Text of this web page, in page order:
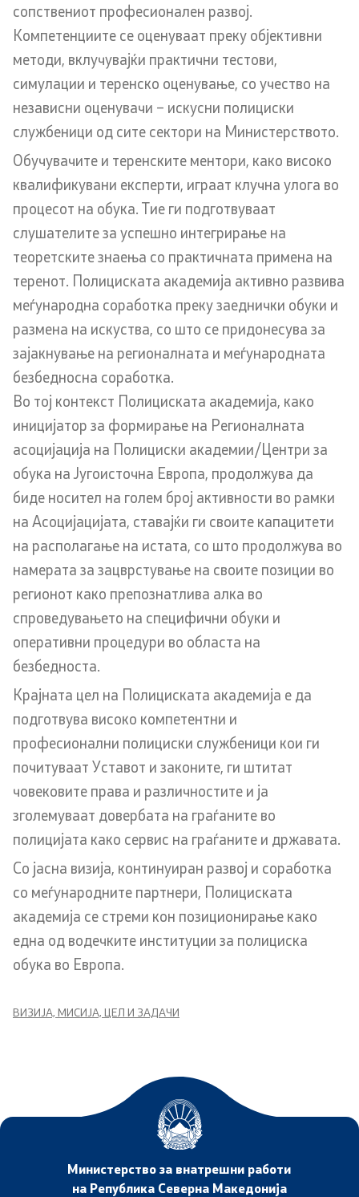
Корисни информации за државјаните на РСМ кои
живееат во странство
Адреси и контакт телефони
CSCA-MK
Односи со јавност
Оддел за односи со јавност и стратешки прашања
Помошник на министерот на оддел за односи со
јавност и стратешки прашања
Портпароли на СВР
Дневни билтени
Медија центар
Политика за квалитет
Офицер за заштита на лични податоци
Слободен пристап до информации
Раководни лица
Списание
Транспарентност
Изјава за пристапност
Со еден клик до сите услуги
сопствениот професионален развој.
Компетенциите се оценуваат преку објективни
методи, вклучувајќи практични тестови,
симулации и теренско оценување, со учество на
независни оценувачи – искусни полициски
службеници од сите сектори на Министерството.
Обучувачите и теренските ментори, како високо
квалификувани експерти, играат клучна улога во
процесот на обука. Тие ги подготвуваат
слушателите за успешно интегрирање на
теоретските знаења со практичната примена на
теренот. Полициската академија активно развива
меѓународна соработка преку заеднички обуки и
размена на искуства, со што се придонесува за
зајакнување на регионалната и меѓународната
безбедносна соработка.
Во тој контекст Полициската академија, како
иницијатор за формирање на Регионалната
асоцијација на Полициски академии/Центри за
обука на Југоисточна Европа, продолжува да
биде носител на голем број активности во рамки
на Асоцијацијата, ставајќи ги своите капацитети
на располагање на истата, со што продолжува во
намерата за зацврстување на своите позиции во
регионот како препознатлива алка во
спроведувањето на специфични обуки и
оперативни процедури во областа на
безбедноста.
Крајната цел на Полициската академија е да
подготвува високо компетентни и
професионални полициски службеници кои ги
почитуваат Уставот и законите, ги штитат
човековите права и различностите и ја
зголемуваат довербата на граѓаните во
полицијата како сервис на граѓаните и државата.
Со јасна визија, континуиран развој и соработка
со меѓународните партнери, Полициската
академија се стреми кон позиционирање како
една од водечките институции за полициска
обука во Европа.
ВИЗИЈА, МИСИЈА, ЦЕЛ И ЗАДАЧИ
Министерство за внатрешни работи
на Република Северна Македонија